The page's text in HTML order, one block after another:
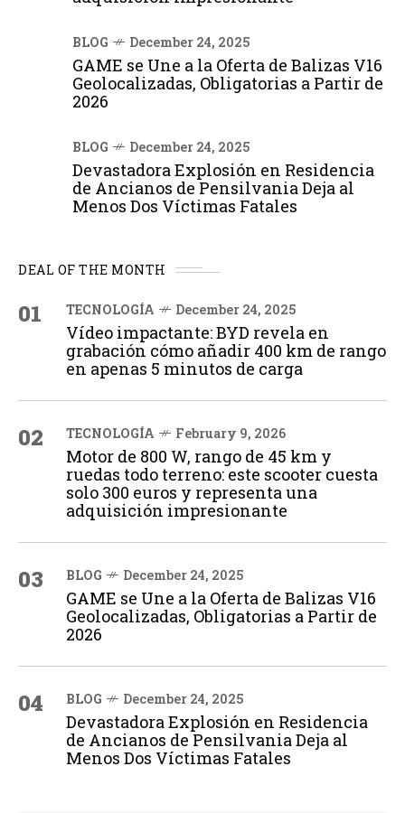
BLOG December 24, 2025
GAME se Une a la Oferta de Balizas V16
Geolocalizadas, Obligatorias a Partir de
2026
BLOG December 24, 2025
Devastadora Explosión en Residencia
de Ancianos de Pensilvania Deja al
Menos Dos Víctimas Fatales
DEAL OF THE MONTH
01 TECNOLOGÍA December 24, 2025
Vídeo impactante: BYD revela en
grabación cómo añadir 400 km de rango
en apenas 5 minutos de carga
02 TECNOLOGÍA February 9, 2026
Motor de 800 W, rango de 45 km y
ruedas todo terreno: este scooter cuesta
solo 300 euros y representa una
adquisición impresionante
03 BLOG December 24, 2025
GAME se Une a la Oferta de Balizas V16
Geolocalizadas, Obligatorias a Partir de
2026
04 BLOG December 24, 2025
Devastadora Explosión en Residencia
de Ancianos de Pensilvania Deja al
Menos Dos Víctimas Fatales